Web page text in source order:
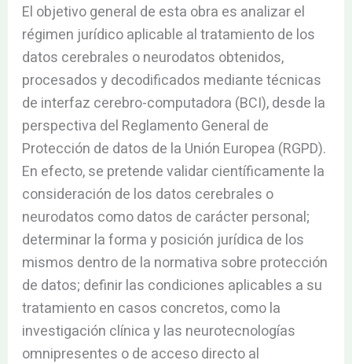
El objetivo general de esta obra es analizar el
régimen jurídico aplicable al tratamiento de los
datos cerebrales o neurodatos obtenidos,
procesados y decodificados mediante técnicas
de interfaz cerebro-computadora (BCI), desde la
perspectiva del Reglamento General de
Protección de datos de la Unión Europea (RGPD).
En efecto, se pretende validar científicamente la
consideración de los datos cerebrales o
neurodatos como datos de carácter personal;
determinar la forma y posición jurídica de los
mismos dentro de la normativa sobre protección
de datos; definir las condiciones aplicables a su
tratamiento en casos concretos, como la
investigación clínica y las neurotecnologías
omnipresentes o de acceso directo al